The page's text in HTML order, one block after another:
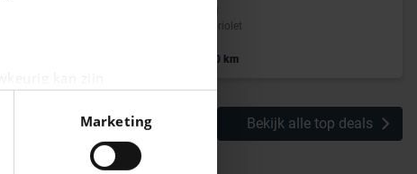
het
detailgedeeltein. U
Marketing
911 Carrera Cabriolet
0 km
Bekijk alle top deals